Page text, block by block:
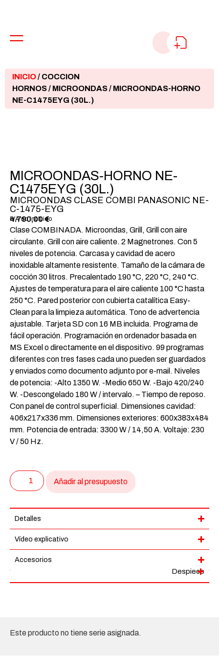
INICIO/ COCCION
HORNOS/ MICROONDAS/ MICROONDAS-HORNO
NE-C1475EYG (30L.)
MICROONDAS-HORNO NE-
C1475EYG (30L.)
MICROONDAS CLASE COMBI PANASONIC NE-
C-1475-EYG
4.790,00€
IVA no incluido
Clase COMBINADA. Microondas, Grill, Grill con aire
circulante. Grill con aire caliente. 2 Magnetrones. Con 5
niveles de potencia. Carcasa y cavidad de acero
inoxidable altamente resistente. Tamaño de la cámara de
cocción 30 litros. Precalentado 190 °C, 220 °C, 240 °C.
Ajustes de temperatura para el aire caliente 100 °C hasta
250 °C. Pared posterior con cubierta catalítica Easy-
Clean para la limpieza automática. Tono de advertencia
ajustable. Tarjeta SD con 16 MB incluida. Programa de
fácil operación. Programación en ordenador basada en
MS Excel o directamente en el dispositivo. 99 programas
diferentes con tres fases cada uno pueden ser guardados
y enviados como documento adjunto por e-mail. Niveles
de potencia: -Alto 1350 W. -Medio 650 W. -Bajo 420/240
W. -Descongelado 180 W / intervalo. – Tiempo de reposo.
Con panel de control superficial. Dimensiones cavidad:
406x217x336 mm. Dimensiones exteriores: 600x383x484
mm. Potencia de entrada: 3300 W / 14,50 A. Voltaje: 230
V / 50 Hz.
Añadir al presupuesto
Detalles
Vídeo explicativo
Accesorios
Despiece
Este producto no tiene serie asignada.